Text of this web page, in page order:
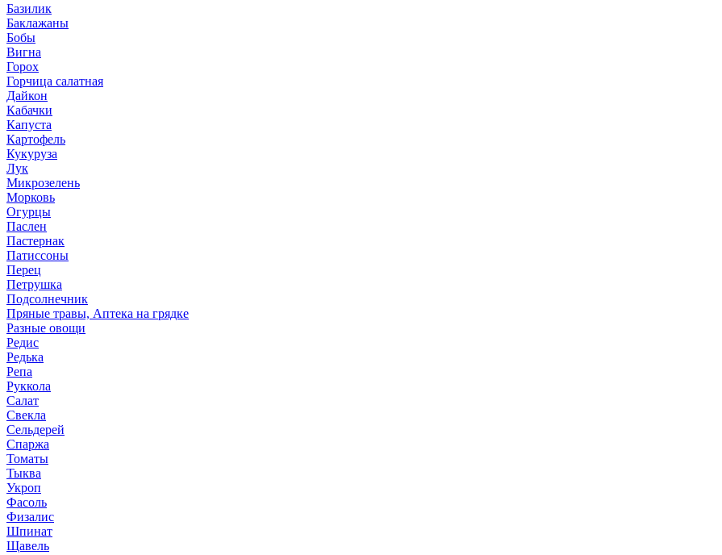
Базилик
Баклажаны
Бобы
Вигна
Горох
Горчица салатная
Дайкон
Кабачки
Капуста
Картофель
Кукуруза
Лук
Микрозелень
Морковь
Огурцы
Паслен
Пастернак
Патиссоны
Перец
Петрушка
Подсолнечник
Пряные травы, Аптека на грядке
Разные овощи
Редис
Редька
Репа
Руккола
Салат
Свекла
Сельдерей
Спаржа
Томаты
Тыква
Укроп
Фасоль
Физалис
Шпинат
Щавель